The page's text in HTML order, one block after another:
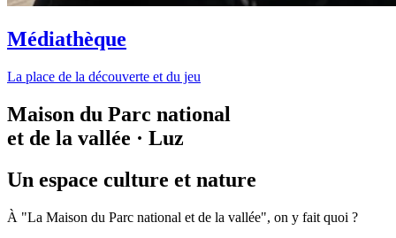
Médiathèque
La place de la découverte et du jeu
Maison du Parc national
et de la vallée · Luz
Un espace culture et nature
À "La Maison du Parc national et de la vallée", on y fait quoi ?